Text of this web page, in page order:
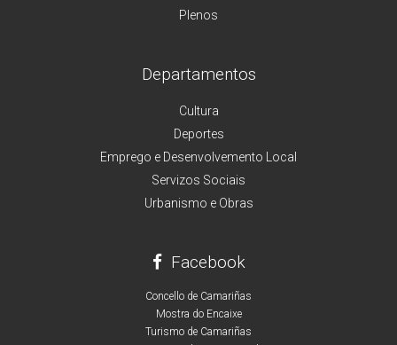
Plenos
Departamentos
Cultura
Deportes
Emprego e Desenvolvemento Local
Servizos Sociais
Urbanismo e Obras
Facebook
Concello de Camariñas
Mostra do Encaixe
Turismo de Camariñas